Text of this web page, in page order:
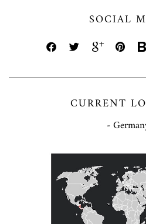
SOCIAL
CURRENT
-